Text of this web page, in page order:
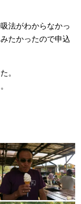
法がわからなかっ
たかったので申込
。